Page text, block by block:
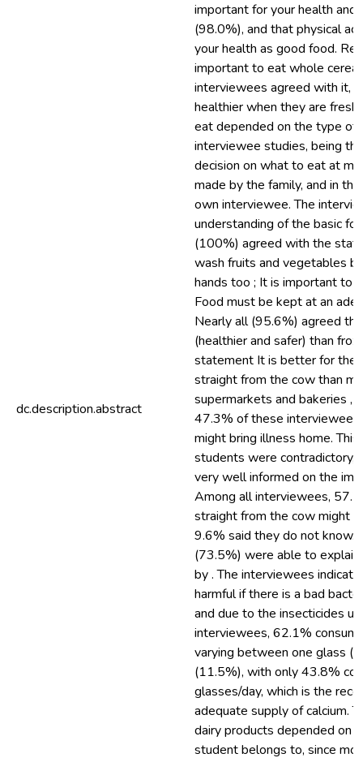
dc.description.abstract
important for your health and
(98.0%), and that physical
your health as good food.
important to eat whole
interviewees agreed with it,
healthier when they are
eat depended on the type of
interviewee studies, being
decision on what to eat at
made by the family, and in
own interviewee. The
understanding of the basic
(100%) agreed with the
wash fruits and vegetables
hands too ; It is important to
Food must be kept at an
Nearly all (95.6%) agreed
(healthier and safer) than
statement It is better for the
straight from the cow than
supermarkets and bakeries ,
47.3% of these
might bring illness home.
students were contradictory,
very well informed on the
Among all interviewees,
straight from the cow might
9.6% said they do not know.
(73.5%) were able to
by . The interviewees
harmful if there is a bad
and due to the insecticides
interviewees, 62.1%
varying between one glass
(11.5%), with only 43.8%
glasses/day, which is the
adequate supply of calcium.
dairy products depended on
student belongs to, since